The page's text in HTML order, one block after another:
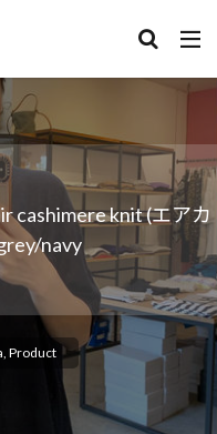
cashimere knit (エアカ
navy
, Product